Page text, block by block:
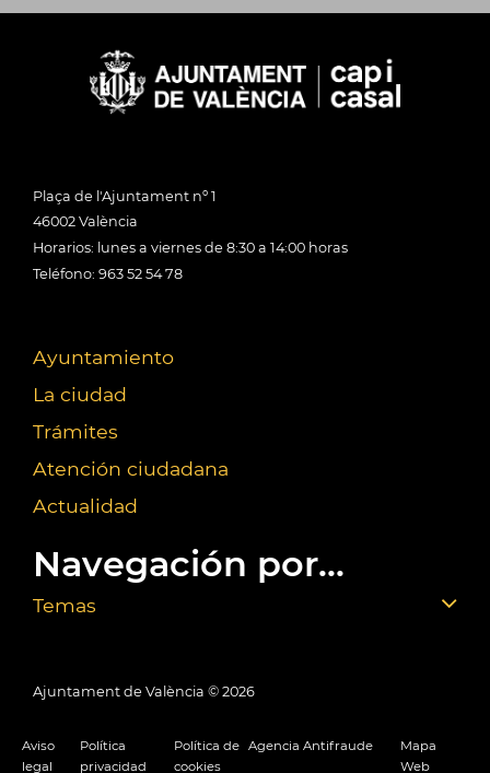
Plaça de l'Ajuntament nº 1
46002 València
Horarios: lunes a viernes de 8:30 a 14:00 horas
Teléfono: 963 52 54 78
Ayuntamiento
La ciudad
Trámites
Atención ciudadana
Actualidad
Navegación por...
Temas
Ajuntament de València © 2026
Aviso
legal
Política
privacidad
Política de
cookies
Agencia Antifraude
Mapa
Web